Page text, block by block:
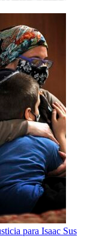
para Isaac Sus